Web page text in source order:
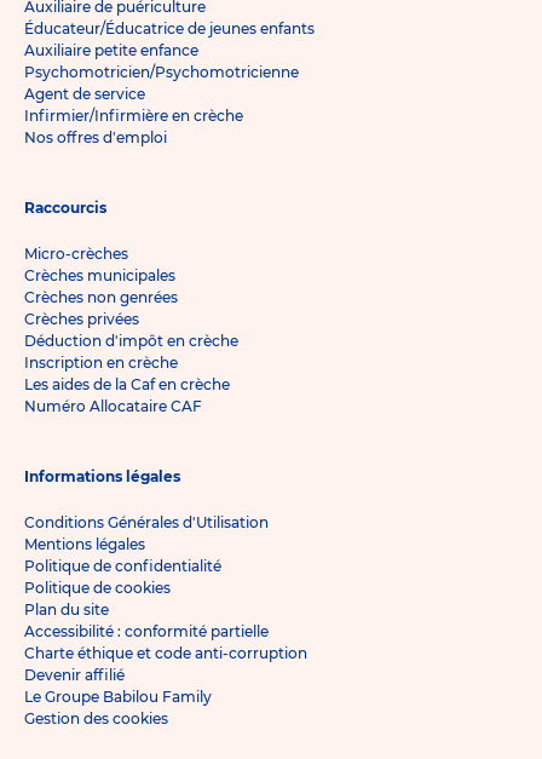
Auxiliaire de puériculture
Éducateur/Éducatrice de jeunes enfants
Auxiliaire petite enfance
Psychomotricien/Psychomotricienne
Agent de service
Infirmier/Infirmière en crèche
Nos offres d'emploi
Raccourcis
Micro-crèches
Crèches municipales
Crèches non genrées
Crèches privées
Déduction d'impôt en crèche
Inscription en crèche
Les aides de la Caf en crèche
Numéro Allocataire CAF
Informations légales
Conditions Générales d'Utilisation
Mentions légales
Politique de confidentialité
Politique de cookies
Plan du site
Accessibilité : conformité partielle
Charte éthique et code anti-corruption
Devenir affilié
Le Groupe Babilou Family
Gestion des cookies